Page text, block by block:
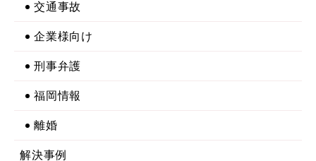
交通事故
企業様向け
刑事弁護
福岡情報
離婚
解決事例